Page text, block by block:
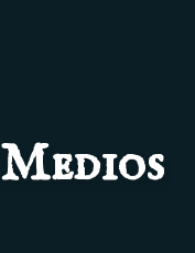
Medios